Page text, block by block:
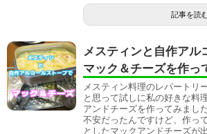
記事を読
メスティンと自作アル
マック＆チーズを作っ
メスティン料理のレパートリ
と思って試しに私の好きな料
アンドチーズを作ってみまし
不安だったんですけど、作っ
としたマックアンドチーズが